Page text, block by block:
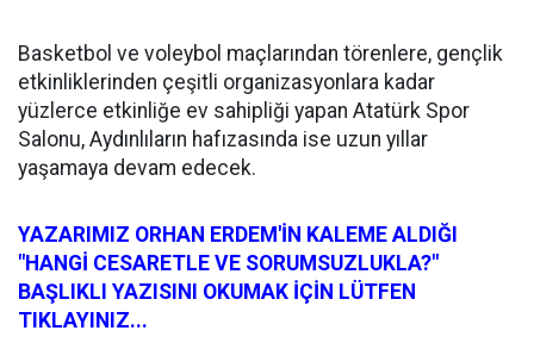
Basketbol ve voleybol maçlarından törenlere, gençlik
etkinliklerinden çeşitli organizasyonlara kadar
yüzlerce etkinliğe ev sahipliği yapan Atatürk Spor
Salonu, Aydınlıların hafızasında ise uzun yıllar
yaşamaya devam edecek.
YAZARIMIZ ORHAN ERDEM'İN KALEME ALDIĞI
"HANGİ CESARETLE VE SORUMSUZLUKLA?"
BAŞLIKLI YAZISINI OKUMAK İÇİN LÜTFEN
TIKLAYINIZ...